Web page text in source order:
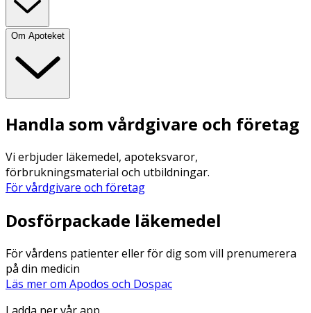
Om Apoteket
Handla som vårdgivare och företag
Vi erbjuder läkemedel, apoteksvaror,
förbrukningsmaterial och utbildningar.
För vårdgivare och företag
Dosförpackade läkemedel
För vårdens patienter eller för dig som vill prenumerera
på din medicin
Läs mer om Apodos och Dospac